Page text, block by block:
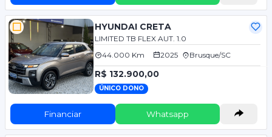
HYUNDAI CRETA
LIMITED TB FLEX AUT. 1.0
44.000 Km
2025 Brusque/SC
R$ 132.900,00
ÚNICO DONO
Financiar Whatsapp